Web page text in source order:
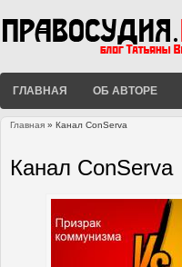
ГЛАВНАЯ ОБ АВТОРЕ
Главная » Канал ConServa
Канал ConServa